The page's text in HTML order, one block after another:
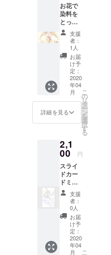
お花で
染料を
とって
描いた
イラス
トのポ
スト
カード
です！
ポスト
カード
１０種
と お礼
のお手
紙を封
入させ
ます。
支援
者：
1人
お届
け予
定：
2020
年04
月
詳細を見る
こ
の
リ
タ
ー
ン
を
選
択
す
る
2,1
00 円
スライ
ドカー
ドミ
ラーで
す。
キャッ
シュ
カード
と同じ
サイズ
ですの
支援
者：
0人
お届
け予
定：
2020
年04
月
こ